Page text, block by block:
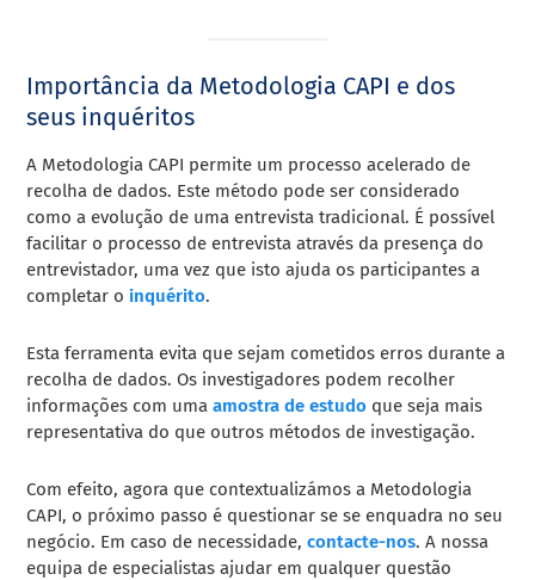
Importância da Metodologia CAPI e dos
seus inquéritos
A Metodologia CAPI permite um processo acelerado de
recolha de dados. Este método pode ser considerado
como a evolução de uma entrevista tradicional. É possível
facilitar o processo de entrevista através da presença do
entrevistador, uma vez que isto ajuda os participantes a
completar o inquérito.
Esta ferramenta evita que sejam cometidos erros durante a
recolha de dados. Os investigadores podem recolher
informações com umaamostra de estudo que seja mais
representativa do que outros métodos de investigação.
Com efeito, agora que contextualizámos a Metodologia
CAPI, o próximo passo é questionar se se enquadra no seu
negócio. Em caso de necessidade, contacte-nos. A nossa
equipa de especialistas ajudar em qualquer questão